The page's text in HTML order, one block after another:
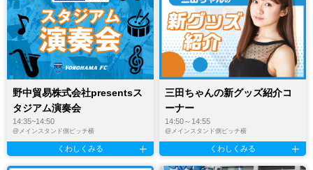
野中貿易株式会社presentsス
タジアム演奏会
14:35~14:50
@メインスタンド側ピッチ横
くわしくみる
三田ちゃんの新グッズ紹介コ
ーナー
14:50～14:55
@メインスタンド側ピッチ横
くわしくみる